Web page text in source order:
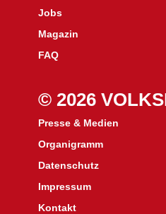
Jobs
Magazin
FAQ
© 2026
Presse & Medien
Organigramm
Datenschutz
Impressum
Kontakt